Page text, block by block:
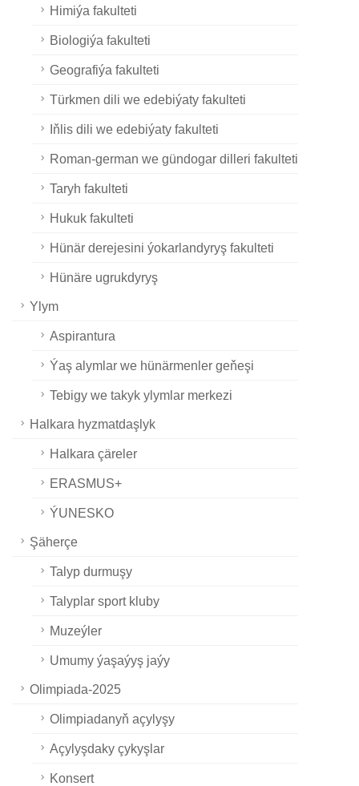
Himiýa fakulteti
Biologiýa fakulteti
Geografiýa fakulteti
Türkmen dili we edebiýaty fakulteti
Iňlis dili we edebiýaty fakulteti
Roman-german we gündogar dilleri fakulteti
Taryh fakulteti
Hukuk fakulteti
Hünär derejesini ýokarlandyryş fakulteti
Hünäre ugrukdyryş
Ylym
Aspirantura
Ýaş alymlar we hünärmenler geňeşi
Tebigy we takyk ylymlar merkezi
Halkara hyzmatdaşlyk
Halkara çäreler
ERASMUS+
ÝUNESKO
Şäherçe
Talyp durmuşy
Talyplar sport kluby
Muzeýler
Umumy ýaşaýyş jaýy
Olimpiada-2025
Olimpiadanyň açylyşy
Açylyşdaky çykyşlar
Konsert